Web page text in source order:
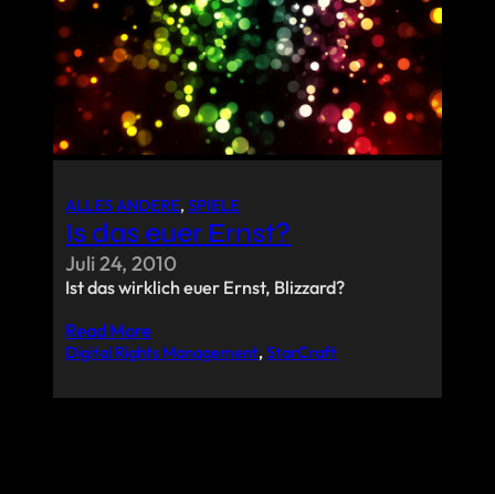
ALLES ANDERE, SPIELE
Is das euer Ernst?
Juli 24, 2010
Ist das wirklich euer Ernst, Blizzard?
Read More
Digital Rights Management, StarCraft